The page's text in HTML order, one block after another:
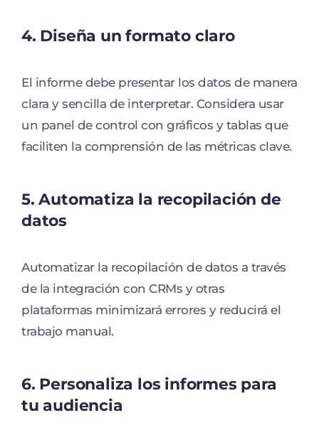
4. Diseña un formato claro
El informe debe presentar los datos de manera
clara y sencilla de interpretar. Considera usar
un panel de control con gráficos y tablas que
faciliten la comprensión de las métricas clave.
5. Automatiza la recopilación de
datos
Automatizar la recopilación de datos a través
de la integración con CRMs y otras
plataformas minimizará errores y reducirá el
trabajo manual.
6. Personaliza los informes para
tu audiencia